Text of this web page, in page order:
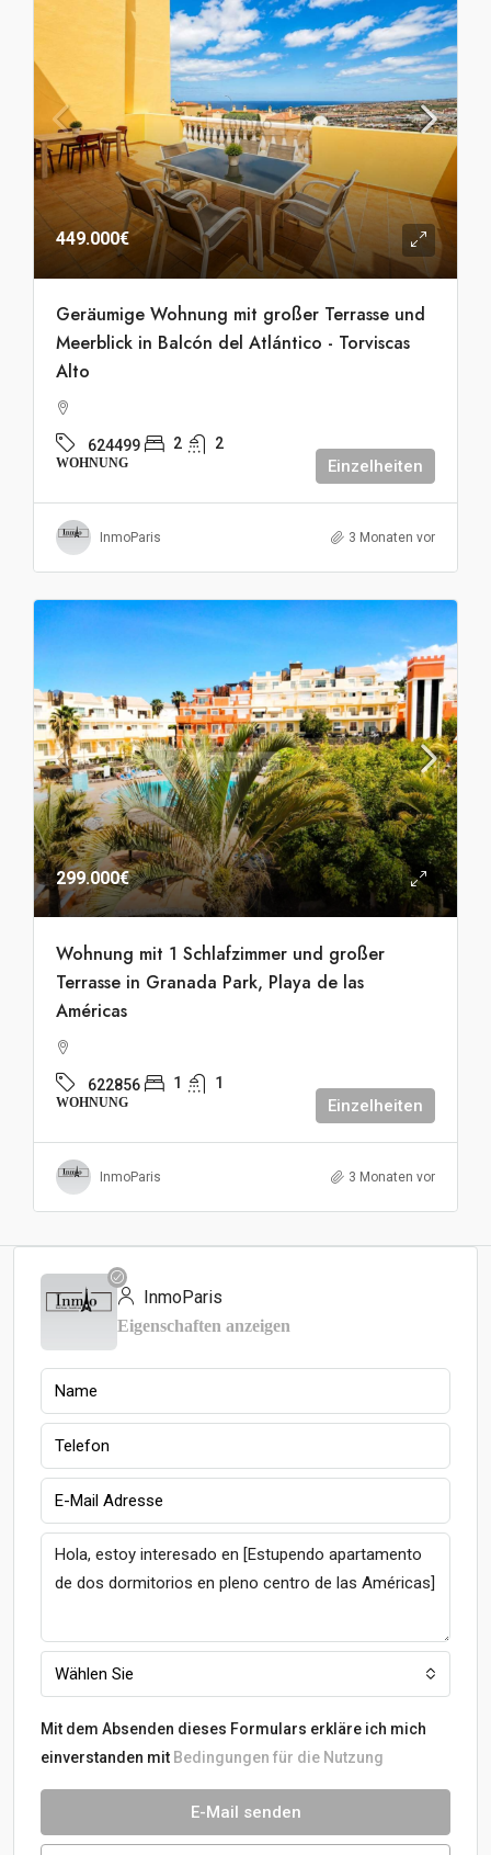
449.000€
Geräumige Wohnung mit großer Terrasse und
Meerblick in Balcón del Atlántico - Torviscas
Alto
624499 2 2
WOHNUNG Einzelheiten
InmoParis 3 Monaten vor
299.000€
Wohnung mit 1 Schlafzimmer und großer
Terrasse in Granada Park, Playa de las
Américas
622856 1 1
WOHNUNG Einzelheiten
InmoParis 3 Monaten vor
InmoParis
Eigenschaften anzeigen
Wählen Sie
Mit dem Absenden dieses Formulars erkläre ich mich
einverstanden mit Bedingungen für die Nutzung
E-Mail senden